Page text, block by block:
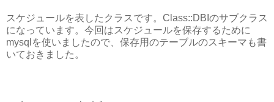
スケジュールを表したクラスです。Class::DBIのサブクラス
になっています。今回はスケジュールを保存するために
mysqlを使いましたので、保存用のテーブルのスキーマも書
いておきました。